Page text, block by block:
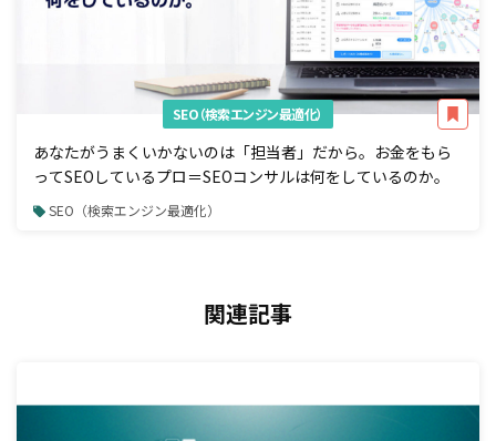
SEO（検索エンジン最適化）
あなたがうまくいかないのは「担当者」だから。お金をもら
ってSEOしているプロ＝SEOコンサルは何をしているのか。
SEO（検索エンジン最適化）
関連記事